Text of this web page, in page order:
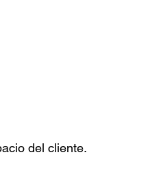
del cliente.